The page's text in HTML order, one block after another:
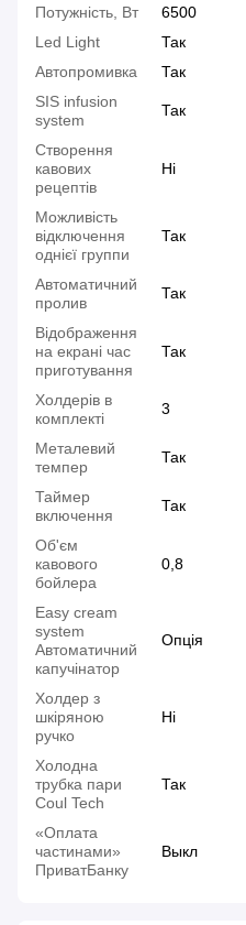
Потужність, Вт
6500
Led Light
Так
Автопромивка
Так
SIS infusion
system
Так
Створення
кавових
рецептів
Ні
Можливість
відключення
однієї группи
Так
Автоматичний
пролив
Так
Відображення
на екрані час
приготування
Так
Холдерів в
комплекті
3
Металевий
темпер
Так
Таймер
включення
Так
Об'єм
кавового
бойлера
0,8
Easy cream
system
Автоматичний
капучінатор
Опція
Холдер з
шкіряною
ручко
Ні
Холодна
трубка пари
Coul Tech
Так
«Оплата
частинами»
ПриватБанку
Выкл